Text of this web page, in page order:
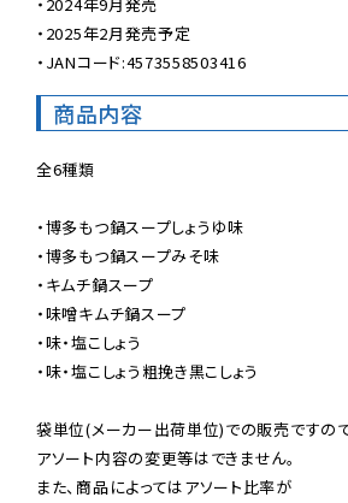
・2025年2月発売予定
・JANコード:4573558503416
商品内容
全6種類
・博多もつ鍋スープしょうゆ味
・博多もつ鍋スープみそ味
・キムチ鍋スープ
・味噌キムチ鍋スープ
・味・塩こしょう
・味・塩こしょう粗挽き黒こしょう
袋単位(メーカー出荷単位)での販売ですの
アソート内容の変更等はできません。
また、商品によってはアソート比率が